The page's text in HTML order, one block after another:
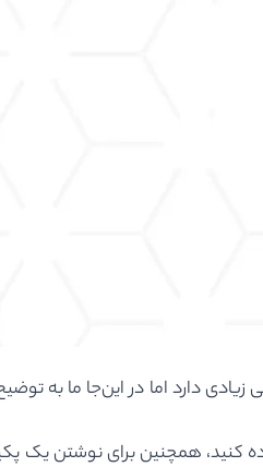
دارد اما در این‌جا ما به
کنید، همچنین برای نوشتن یک